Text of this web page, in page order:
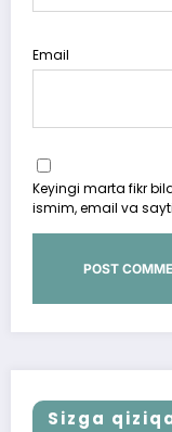
Email
Keyingi marta fikr
ismim, email va
Sizga